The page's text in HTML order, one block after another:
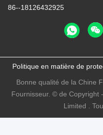
86--18126432925
Politique en matière de
Bonne qualité de la Chine
Fournisseur. © de Copyright
Limited .